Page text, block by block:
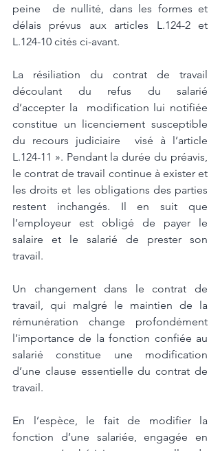
peine  de nullité, dans les formes et
délais prévus aux articles L.124-2 et
L.124-10 cités ci-avant.
La résiliation du contrat de travail
découlant du refus du salarié
d’accepter la  modification lui notifiée
constitue un licenciement susceptible
du recours judiciaire  visé à l’article
L.124-11 ». Pendant la durée du préavis,
le contrat de travail continue à exister et
les droits et  les obligations des parties
restent inchangés. Il en suit que
l’employeur est obligé de payer le
salaire et le salarié de prester son
travail.
Un changement dans le contrat de
travail, qui malgré le maintien de la
rémunération change profondément
l’importance de la fonction confiée au
salarié constitue une modification
d’une clause essentielle du contrat de
travail.
En l’espèce, le fait de modifier la
fonction d’une salariée, engagée en